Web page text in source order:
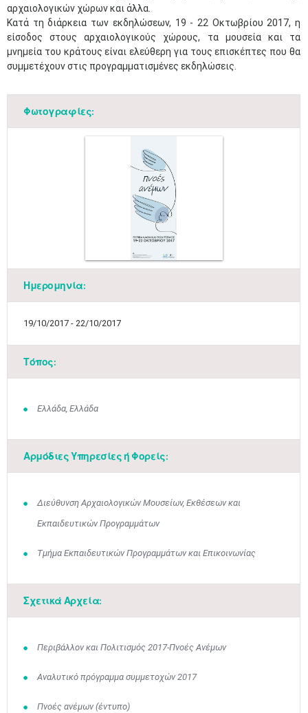
αρχαιολογικών χώρων και άλλα.
Κατά τη διάρκεια των εκδηλώσεων, 19 - 22 Οκτωβρίου 2017, η
είσοδος στους αρχαιολογικούς χώρους, τα μουσεία και τα
μνημεία του κράτους είναι ελεύθερη για τους επισκέπτες που θα
συμμετέχουν στις προγραμματισμένες εκδηλώσεις.
Φωτογραφίες:
Ημερομηνία:
19/10/2017 - 22/10/2017
Τόπος:
Ελλάδα, Ελλάδα
Αρμόδιες Υπηρεσίες ή Φορείς:
Διεύθυνση Αρχαιολογικών Μουσείων, Εκθέσεων και
Εκπαιδευτικών Προγραμμάτων
Τμήμα Εκπαιδευτικών Προγραμμάτων και Επικοινωνίας
Σχετικά Αρχεία:
Περιβάλλον και Πολιτισμός 2017-Πνοές Ανέμων
Αναλυτικό πρόγραμμα συμμετοχών 2017
Πνοές ανέμων (έντυπο)